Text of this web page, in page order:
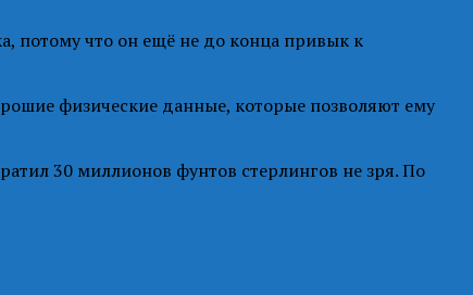
потому что он ещё не до конца привык к
физические данные, которые позволяют ему
30 миллионов фунтов стерлингов не зря. По